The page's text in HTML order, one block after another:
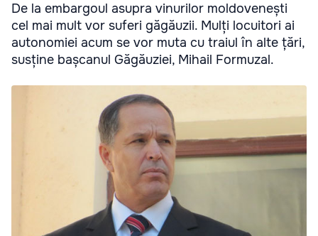
De la embargoul asupra vinurilor moldovenești
cel mai mult vor suferi găgăuzii. Mulți locuitori ai
autonomiei acum se vor muta cu traiul în alte țări,
susține bașcanul Găgăuziei, Mihail Formuzal.